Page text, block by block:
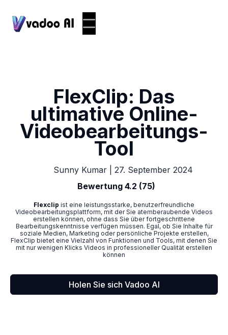
FlexClip: Das
ultimative Online-
Videobearbeitungs-
Tool
Sunny Kumar
27. September 2024
Bewertung 4.2 (75)
Flexclip ist eine leistungsstarke, benutzerfreundliche
Videobearbeitungsplattform, mit der Sie atemberaubende Videos
erstellen können, ohne dass Sie über fortgeschrittene
Bearbeitungskenntnisse verfügen müssen. Egal, ob Sie Inhalte für
soziale Medien, Marketing oder persönliche Projekte erstellen,
FlexClip bietet eine Vielzahl von Funktionen und Tools, mit denen Sie
mit nur wenigen Klicks Videos in professioneller Qualität erstellen
können
Holen Sie sich Vadoo AI